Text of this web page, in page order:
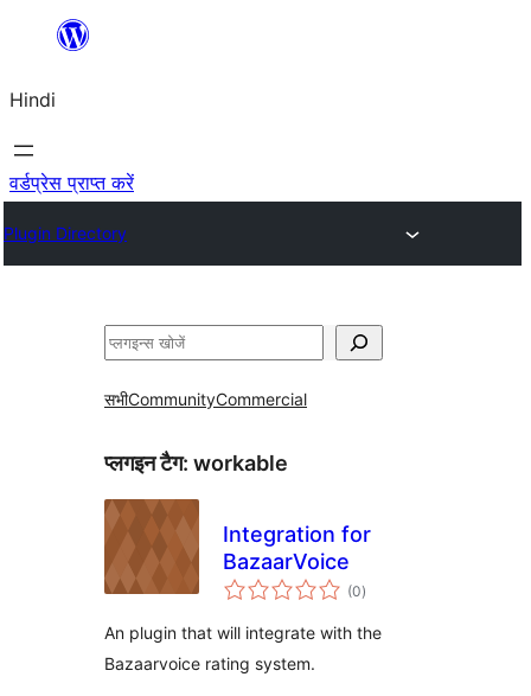
सामग्री
जाएं
Hindi
वर्डप्रेस प्राप्त करें
Plugin Directory
खोजें
सभीCommunityCommercial
प्लगइन टैग: workable
Integration for
BazaarVoice
(0कुल
दर)
An plugin that will integrate with the
Bazaarvoice rating system.